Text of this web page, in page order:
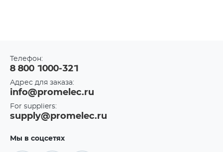
Телефон:
8 800 1000-321
Адрес для заказа:
info@promelec.ru
For suppliers:
supply@promelec.ru
Мы в соцсетях